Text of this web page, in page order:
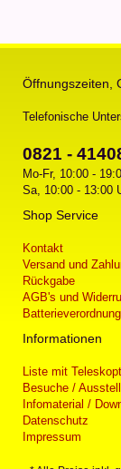
Öffnungszeiten,
Telefonische
0821 -
Mo-Fr, 10:00 -
Sa, 10:00 - 13:00
Shop Service
Kontakt
Versand und
Rückgabe
AGB's und
Batterieverordnung
Informationen
Liste mit
Besuche /
Infomaterial /
Datenschutz
Impressum